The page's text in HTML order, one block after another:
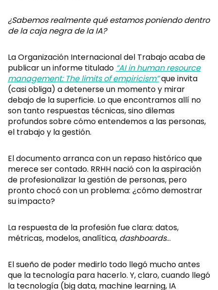
¿Sabemos realmente qué estamos poniendo dentro
de la caja negra de la IA?
La Organización Internacional del Trabajo acaba de
publicar un informe titulado “AI in human resource
management: The limits of empiricism”que invita
(casi obliga) a detenerse un momento y mirar
debajo de la superficie. Lo que encontramos allí no
son tanto respuestas técnicas, sino dilemas
profundos sobre cómo entendemos a las personas,
el trabajo y la gestión.
El documento arranca con un repaso histórico que
merece ser contado. RRHH nació con la aspiración
de profesionalizar la gestión de personas, pero
pronto chocó con un problema: ¿cómo demostrar
su impacto?
La respuesta de la profesión fue clara: datos,
métricas, modelos, analítica, dashboards…
El sueño de poder medirlo todo llegó mucho antes
que la tecnología para hacerlo. Y, claro, cuando llegó
la tecnología (big data, machine learning, IA